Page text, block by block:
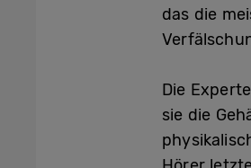
das die
Die
sie die